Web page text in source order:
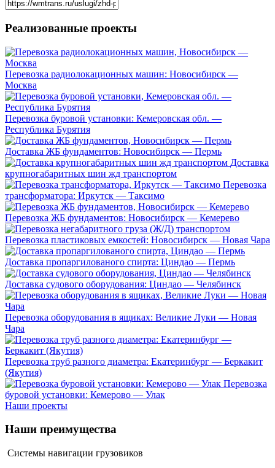
Реализованные проекты
Перевозка радиолокационных машин: Новосибирск —
Москва
Перевозка буровой установки: Кемеровская обл. —
Республика Бурятия
Доставка ЖБ фундаментов: Новосибирск — Пермь
Доставка
крупногабаритных шин жд транспортом
Перевозка
трансформатора: Иркутск — Таксимо
Перевозка ЖБ фундаментов: Новосибирск — Кемерево
Перевозка пластиковых емкостей: Новосибирск — Новая Чара
Доставка пропаргилованого спирта: Циндао — Пермь
Доставка судового оборудования: Циндао — Челябинск
Перевозка оборудования в ящиках: Великие Луки — Новая
Чара
Перевозка труб разного диаметра: Екатеринбург — Беркакит
(Якутия)
Перевозка
буровой установки: Кемерово — Улак
Наши проекты
Наши преимущества
Системы навигации грузовиков